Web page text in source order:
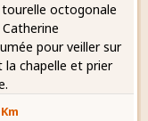
octogonale
pour veiller sur
chapelle et prier